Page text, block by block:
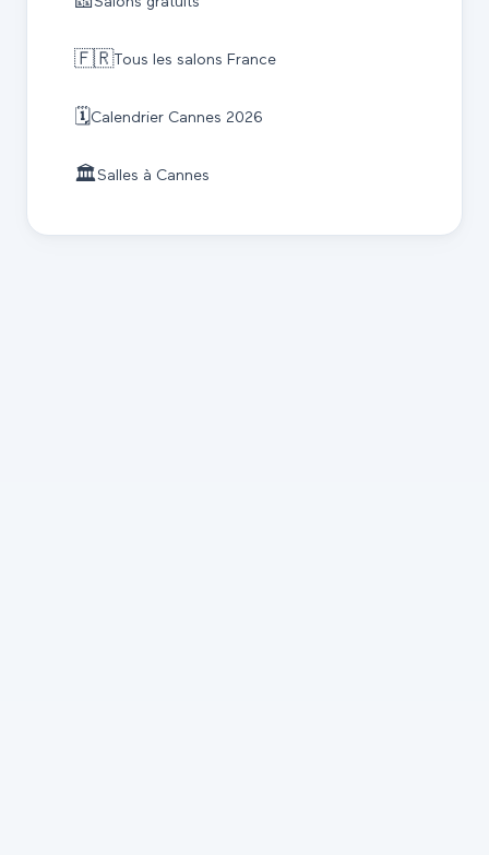
🇫🇷Tous les salons France
🗓️Calendrier Cannes 2026
🏛️Salles à Cannes